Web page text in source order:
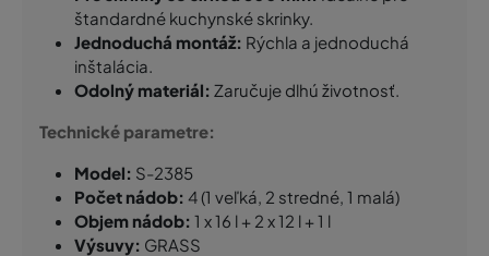
štandardné kuchynské skrinky.
Jednoduchá montáž: Rýchla a jednoduchá
inštalácia.
Odolný materiál: Zaručuje dlhú životnosť.
Technické parametre:
Model: S-2385
Počet nádob: 4 (1 veľká, 2 stredné, 1 malá)
Objem nádob: 1 x 16 l + 2 x 12 l + 1 l
Výsuvy: GRASS